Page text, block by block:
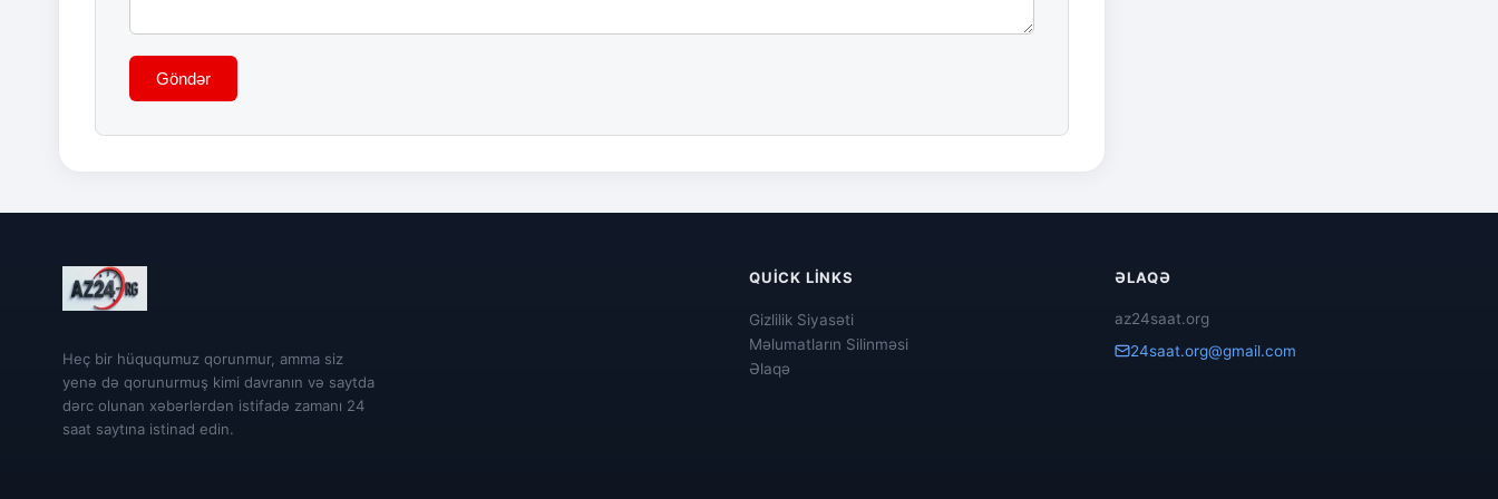
Göndər
Heç bir hüququmuz qorunmur, amma siz
yenə də qorunurmuş kimi davranın və saytda
dərc olunan xəbərlərdən istifadə zamanı 24
saat saytına istinad edin.
QUICK LINKS
Gizlilik Siyasəti
Məlumatların Silinməsi
Əlaqə
ƏLAQƏ
az24saat.org
24saat.org@gmail.com